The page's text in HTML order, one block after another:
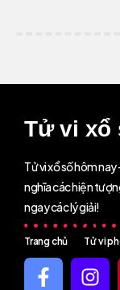
Tử vi xổ
Tử vi xổ số hôm
nghĩa các hiện
ngay các lý giải!
Trang chủ Tử vi